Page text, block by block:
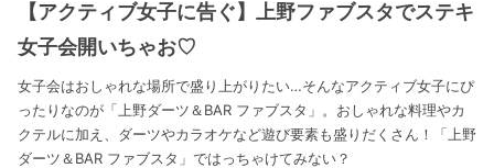
【アクティブ女子に告ぐ】上野ファブスタでステキ
女子会開いちゃお♡
女子会はおしゃれな場所で盛り上がりたい…そんなアクティブ女子にぴ
ったりなのが「上野ダーツ＆BAR ファブスタ」。おしゃれな料理やカ
クテルに加え、ダーツやカラオケなど遊び要素も盛りだくさん！「上野
ダーツ＆BAR ファブスタ」ではっちゃけてみない？